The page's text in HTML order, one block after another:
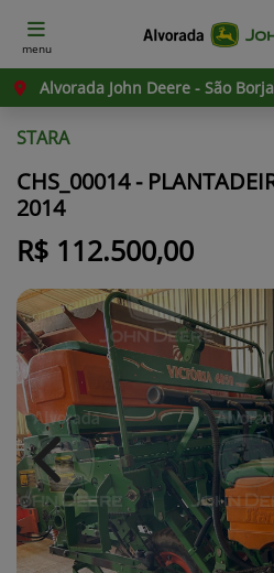
menu
Alvorada John Deere - São Borja
STARA
CHS_00014 -
2014
R$ 112.500,00
Previous